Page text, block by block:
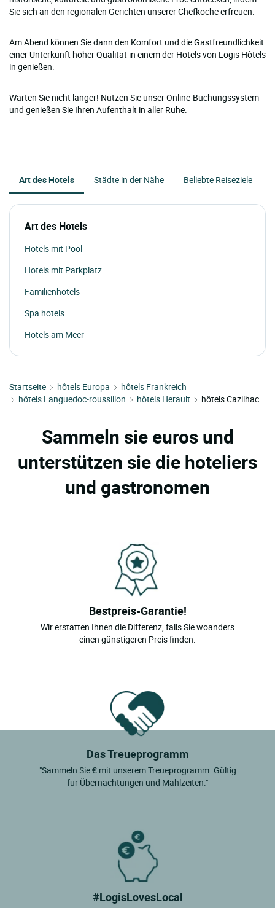
Sie sich an den regionalen Gerichten unserer Chefköche erfreuen.
Am Abend können Sie dann den Komfort und die Gastfreundlichkeit
einer Unterkunft hoher Qualität in einem der Hotels von Logis Hôtels
in genießen.
Warten Sie nicht länger! Nutzen Sie unser Online-Buchungssystem
und genießen Sie Ihren Aufenthalt in aller Ruhe.
Art des Hotels Städte in der Nähe Beliebte Reiseziele
Art des Hotels
Hotels mit Pool
Hotels mit Parkplatz
Familienhotels
Spa hotels
Hotels am Meer
Startseite hôtels Europa
hôtels Frankreich
hôtels Languedoc-roussillon
hôtels Herault hôtels Cazilhac
Sammeln sie euros und
unterstützen sie die hoteliers
und gastronomen
Bestpreis-Garantie!
Wir erstatten Ihnen die Differenz, falls Sie woanders
einen günstigeren Preis finden.
Das Treueprogramm
"Sammeln Sie € mit unserem Treueprogramm. Gültig
für Übernachtungen und Mahlzeiten."
#LogisLovesLocal